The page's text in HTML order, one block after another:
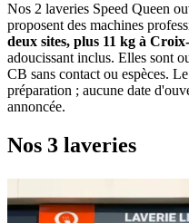
Nos 2 laveries Speed Queen
proposent des machines
deux sites, plus 11 kg à
adoucissant inclus. Elles sont
CB sans contact ou espèces.
préparation ; aucune date
annoncée.
Nos 3 laveries